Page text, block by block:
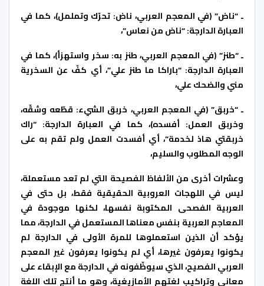
ـ “ناض” (في المعجم العربي، ناض: تحرّك وتململ)، كما في
العبارة الدارجة: “ناض من نعاس”،
ـ “طنز” (في المعجم العربي، طنز به: سخر واستهزأ)، كما في
العبارة الدارجة: “باراكا ما طنز علي”، أي كفّ عن السخرية
مني والضحك علي،
ـ “خربق” (في المعجم العربي، خربق الشيء: قطّعه وشقّه،
وخربق العمل: أفسده)، كما في العبارة الدارجة: “راك
خربقتي هاذ لخدمة”، أي أفسدت العمل ولم تقم به على
الوجه المطلوب والسليم،
وعشرات أخرى من الألفاظ الفصيحة التي لم تعد مستعملة،
ليس في اللهجات العروبية الحقيقية فقط، بل حتى في
العربية الفصحى المكتوبة نفسها، لكنها موجودة في
المعاجم العربية بنفس معناها المستعمل في الدارجة، مما
يؤكد أن الذين استعملوها للمرة الأولى في الدارجة لم
يكونوا يعرفون غيرها، أي لم يكونوا يعرفون غير المعجم
العربي الفصيح، الذي سيوظّفونه في الدارجة مع الإبقاء على
معاني وتراكيب لغتهم الأمازيغية، وهو ما أنتج تلك اللغة